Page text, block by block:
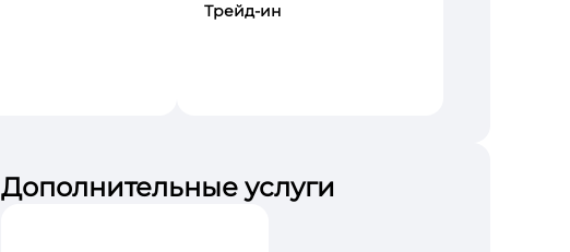
Трейд-ин
Дополнительные услуги